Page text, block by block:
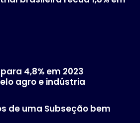
4,8% em 2023
agro e indústria
de uma Subseção bem